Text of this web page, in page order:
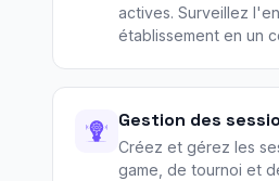
actives. Surveillez
établissement en un
Gestion des
Créez et gérez les
game, de tournoi et